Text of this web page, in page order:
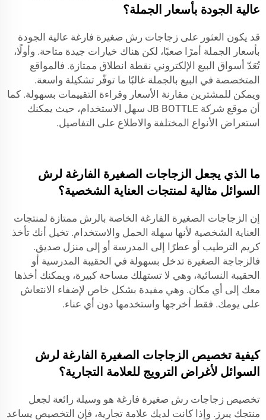
عالية الجودة بأسعار الجملة؟
قد يكون العثور على زجاجات رش صغيرة فارغة عالية الجودة
بأسعار الجملة أمرًا صعبًا، لكن هناك خيارات جيدة متاحة. وأولًا،
تُعَدّ أسواق البيع الإلكتروني نقطة انطلاق ممتازة. فالمواقع
المتخصصة في البيع بالجملة غالبًا ما توفّر تشكيلة واسعة.
ويمكن للمشترين مقارنة الأسعار وقراءة التقييمات بسهولة. كما
أن موقع شركة JB BOTTLE سهل الاستخدام، حيث يمكنك
استعراض الأنواع المختلفة والاطلاع على التفاصيل.
ما الذي يجعل الزجاجات الصغيرة الفارغة لرش
السوائل مثالية لمنتجات العناية الشخصية؟
إن الزجاجات الصغيرة الفارغة الخاصة بالرش ممتازة لمنتجات
العناية الشخصية لأنها سهلة الحمل والاستخدام. تخيل أنك تأخذ
كريم الترطيب أو عطرًا إلى المدرسة أو إلى منزل صديق.
فالزجاجة الصغيرة تدخل بسهولة في الحقيبة المدرسية أو
الحقيبة النسائية، وهي لا تستهلك مساحة كبيرة، ويمكنك أخذها
معك إلى أي مكان. وهي مفيدة بشكل خاص لإضفاء الانتعاش
على يومك. فقط أخرجها واستخدمها دون أي عناء.
كيفية تخصيص الزجاجات الصغيرة الفارغة لرش
السوائل لأغراض الترويج للعلامة التجارية؟
تخصيص زجاجات رش صغيرة فارغة هو وسيلة رائعة لجعل
منتجك يبرز. وإذا كانت لديك علامة تجارية، فإن التخصيص يساعد